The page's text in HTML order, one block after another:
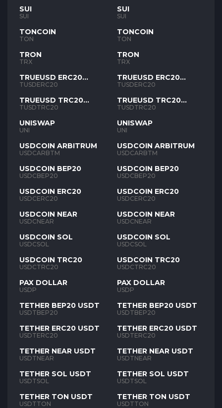
SUI
SUI
TONCOIN
TON
TRON
TRX
TRUEUSD ERC20
TUSD
TUSDERC20
TRUEUSD TRC20
TUSD
TUSDTRC20
UNISWAP
UNI
USDCOIN ARBITRUM
USDCARBTM
USDCOIN BEP20
USDCBEP20
USDCOIN ERC20
USDCERC20
USDCOIN NEAR
USDCNEAR
USDCOIN SOL
USDCSOL
USDCOIN TRC20
USDCTRC20
PAX DOLLAR
USDP
TETHER BEP20 USDT
USDTBEP20
TETHER ERC20 USDT
USDTERC20
TETHER NEAR USDT
USDTNEAR
TETHER SOL USDT
USDTSOL
TETHER TON USDT
USDTTON
SUI
SUI
TONCOIN
TON
TRON
TRX
TRUEUSD ERC20
TUSD
TUSDERC20
TRUEUSD TRC20
TUSD
TUSDTRC20
UNISWAP
UNI
USDCOIN ARBITRUM
USDCARBTM
USDCOIN BEP20
USDCBEP20
USDCOIN ERC20
USDCERC20
USDCOIN NEAR
USDCNEAR
USDCOIN SOL
USDCSOL
USDCOIN TRC20
USDCTRC20
PAX DOLLAR
USDP
TETHER BEP20 USDT
USDTBEP20
TETHER ERC20 USDT
USDTERC20
TETHER NEAR USDT
USDTNEAR
TETHER SOL USDT
USDTSOL
TETHER TON USDT
USDTTON